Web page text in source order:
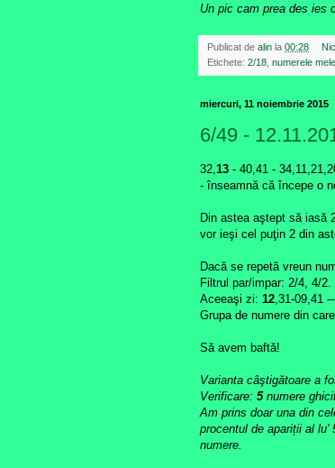
Un pic cam prea des ies
Publicat de alin la 00:28
Etichete: 2/18 numerele mele
miercuri, 11 noiembrie 2015
6/49 -
32,13 - 40,41 -
- înseamnă că începe o
Din astea aştept să iasă
vor ieşi cel puţin 2 din
Dacă se repetă vreun
Filtrul par/impar: 2/4, 4/2.
Aceeaşi zi: 12,31-09,41
Grupa de numere din
Să avem baftă!
Varianta câştigătoare a
Verificare: 5numere
Am prins doar una din
procentul de apariții al
numere.